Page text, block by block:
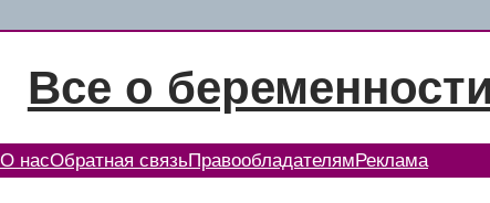
содержимому
Все о беременности
О насОбратная связьПравообладателям Реклама